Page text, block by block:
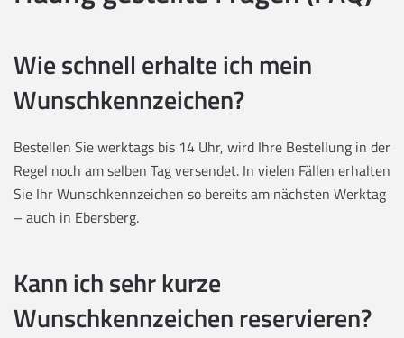
Wie schnell erhalte ich mein
Wunschkennzeichen?
Bestellen Sie werktags bis 14 Uhr, wird Ihre Bestellung in der
Regel noch am selben Tag versendet. In vielen Fällen erhalten
Sie Ihr Wunschkennzeichen so bereits am nächsten Werktag
– auch in Ebersberg.
Kann ich sehr kurze
Wunschkennzeichen reservieren?